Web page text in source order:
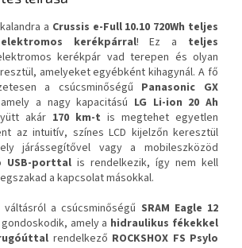
a Crussis e-Full 10.10 720Wh teljes
kerékpárral! Ez a teljes
kerékpár vad terepen és olyan
amelyeket egyébként kihagynál. A fő
a csúcsminőségű Panasonic GX
a nagy kapacitású LG Li-ion 20 Ah
akár 170 km-t is megtehet egyetlen
az intuitív, színes LCD kijelzőn keresztül
járássegítővel vagy a mobileszközöd
USB-porttal is rendelkezik, így nem kell
a kapcsolat másokkal.
a csúcsminőségű SRAM Eagle 12
amely a hidraulikus fékekkel
rendelkező ROCKSHOX FS Psylo